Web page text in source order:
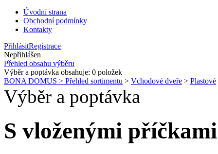
Úvodní strana
Obchodní podmínky
Kontakty
PřihlásitRegistrace
Nepřihlášen
Přehled obsahu výběru
Výběr a poptávka obsahuje: 0 položek
BONA DOMUS > Přehled sortimentu > Vchodové dveře > Plastové
Výběr a poptávka
S vloženými příčkami